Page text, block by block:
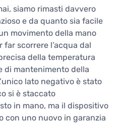
siamo rimasti davvero
e da quanto sia facile
movimento della mano
scorrere l’acqua dal
della temperatura
di mantenimento della
lato negativo è stato
si è staccato
in mano, ma il dispositivo
con uno nuovo in garanzia